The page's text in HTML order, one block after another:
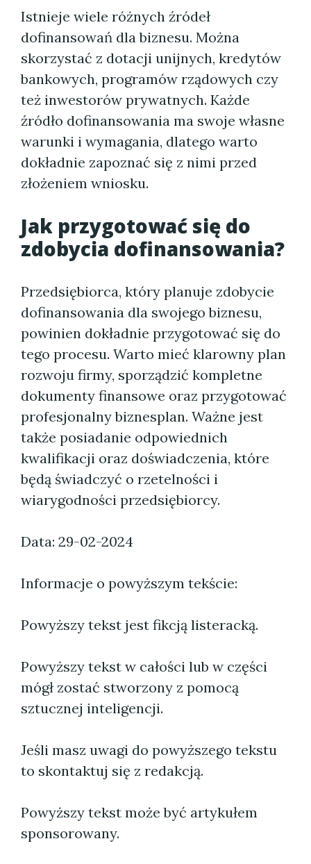
Istnieje wiele różnych źródeł
dofinansowań dla biznesu. Można
skorzystać z dotacji unijnych, kredytów
bankowych, programów rządowych czy
też inwestorów prywatnych. Każde
źródło dofinansowania ma swoje własne
warunki i wymagania, dlatego warto
dokładnie zapoznać się z nimi przed
złożeniem wniosku.
Jak przygotować się do
zdobycia dofinansowania?
Przedsiębiorca, który planuje zdobycie
dofinansowania dla swojego biznesu,
powinien dokładnie przygotować się do
tego procesu. Warto mieć klarowny plan
rozwoju firmy, sporządzić kompletne
dokumenty finansowe oraz przygotować
profesjonalny biznesplan. Ważne jest
także posiadanie odpowiednich
kwalifikacji oraz doświadczenia, które
będą świadczyć o rzetelności i
wiarygodności przedsiębiorcy.
Data: 29-02-2024
Informacje o powyższym tekście:
Powyższy tekst jest fikcją listeracką.
Powyższy tekst w całości lub w części
mógł zostać stworzony z pomocą
sztucznej inteligencji.
Jeśli masz uwagi do powyższego tekstu
to skontaktuj się z redakcją.
Powyższy tekst może być artykułem
sponsorowany.